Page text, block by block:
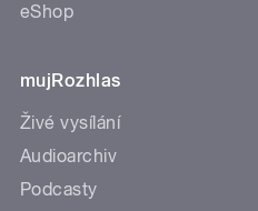
eShop
mujRozhlas
Živé vysílání
Audioarchiv
Podcasty